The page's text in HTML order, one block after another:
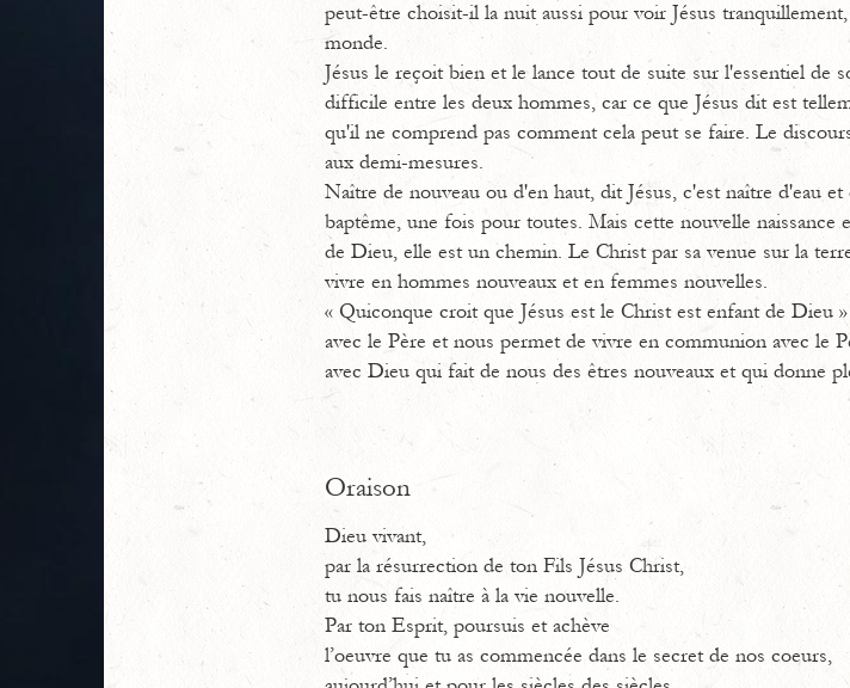
peut-être choisit-il la nuit aussi pour voir Jésus
monde.
Jésus le reçoit bien et le lance tout de suite sur l'essentiel de
difficile entre les deux hommes, car ce que Jésus dit est
qu'il ne comprend pas comment cela peut se faire. Le
aux demi-mesures.
Naître de nouveau ou d'en haut, dit Jésus, c'est naître d'eau
baptême, une fois pour toutes. Mais cette nouvelle
de Dieu, elle est un chemin. Le Christ par sa venue sur la
vivre en hommes nouveaux et en femmes nouvelles.
« Quiconque croit que Jésus est le Christ est enfant de Dieu
avec le Père et nous permet de vivre en communion avec le
avec Dieu qui fait de nous des êtres nouveaux et qui donne
Oraison
Dieu vivant,
par la résurrection de ton Fils Jésus Christ,
tu nous fais naître à la vie nouvelle.
Par ton Esprit, poursuis et achève
l’oeuvre que tu as commencée dans le secret de nos coeurs,